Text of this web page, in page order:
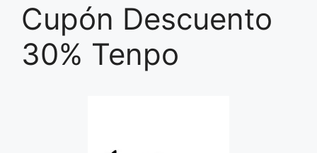
Cupón Descuento
30% Tenpo